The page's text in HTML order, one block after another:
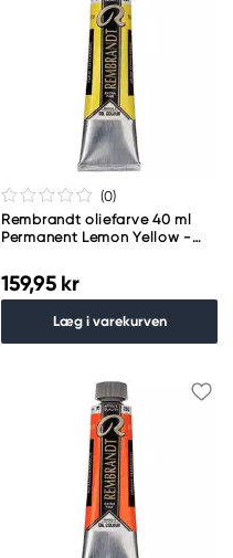
(0)
Rembrandt oliefarve 40 ml
Permanent Lemon Yellow -
159,95 kr
Læg i varekurven